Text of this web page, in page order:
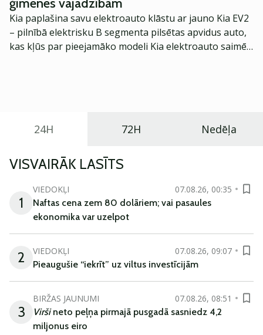
ģimenes vajadzībām
Kia paplašina savu elektroauto klāstu ar jauno Kia EV2
– pilnībā elektrisku B segmenta pilsētas apvidus auto,
kas kļūs par pieejamāko modeli Kia elektroauto saimē
24H 72H Nedēļa
VISVAIRĀK LASĪTS
1
VIEDOKĻI
07.08.26, 00:35
Naftas cena zem 80 dolāriem; vai pasaules
ekonomika var uzelpot
2 VIEDOKĻI
07.08.26, 09:07
Pieaugušie “iekrīt” uz viltus investīcijām
3
BIRŽAS JAUNUMI
07.08.26, 08:51
Viršineto peļņa pirmajā pusgadā sasniedz 4,2
miljonus eiro